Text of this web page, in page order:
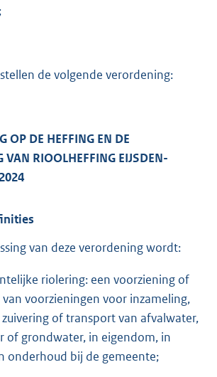
de volgende verordening:
OP DE HEFFING EN DE
VAN RIOOLHEFFING EIJSDEN-
van deze verordening wordt:
riolering: een voorziening of
voorzieningen voor inzameling,
of transport van afvalwater,
of grondwater, in eigendom, in
onderhoud bij de gemeente;